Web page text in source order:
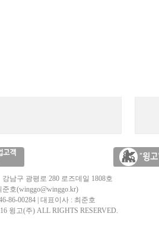
강남구 광평로 280 로즈데일 1808호
호(winggo@winggo.kr)
86-00284 | 대표이사 : 최준호
윙고(주) ALL RIGHTS RESERVED.